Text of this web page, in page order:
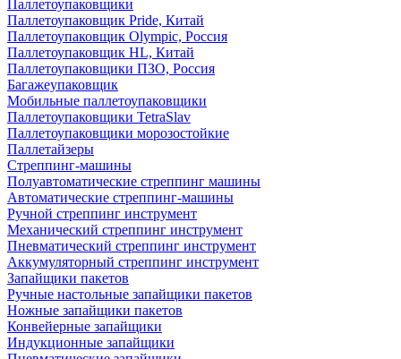
Паллетоупаковщики
Паллетоупаковщик Pride, Китай
Паллетоупаковщик Olympic, Россия
Паллетоупаковщик HL, Китай
Паллетоупаковщики ПЗО, Россия
Багажеупаковщик
Мобильные паллетоупаковщики
Паллетоупаковщики TetraSlav
Паллетоупаковщики морозостойкие
Паллетайзеры
Стреппинг-машины
Полуавтоматические стреппинг машины
Автоматические стреппинг-машины
Ручной стреппинг инструмент
Механический стреппинг инструмент
Пневматический стреппинг инструмент
Аккумуляторный стреппинг инструмент
Запайщики пакетов
Ручные настольные запайщики пакетов
Ножные запайщики пакетов
Конвейерные запайщики
Индукционные запайщики